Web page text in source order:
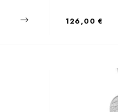
Regulärer Preis:
126,00 €